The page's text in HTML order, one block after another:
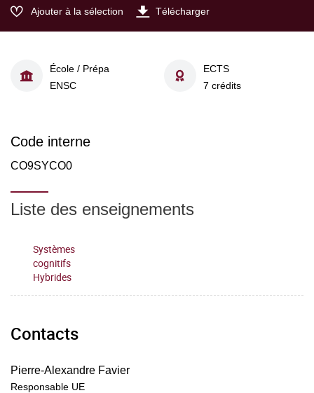
Ajouter à la sélection Télécharger
École / Prépa
ENSC
ECTS
7 crédits
Code interne
CO9SYCO0
Liste des enseignements
Systèmes
cognitifs
Hybrides
Contacts
Pierre-Alexandre Favier
Responsable UE